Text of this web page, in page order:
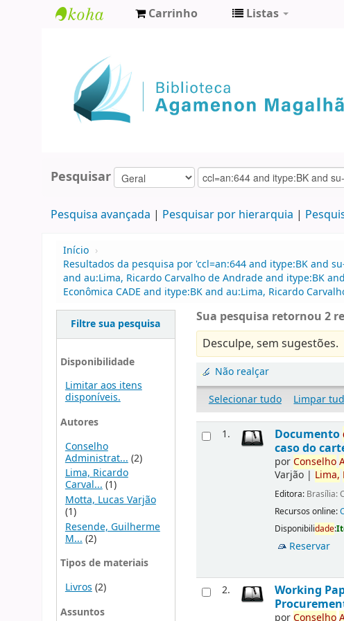
Agamenon
Magalhães
Carrinho Listas
Pesquisar
Pesquisa avançada Pesquisar por hierarquia
Início ›
Resultados da pesquisa por 'ccl=an:644 and itype:BK and
and au:Lima, Ricardo Carvalho de Andrade and itype:BK
Econômica CADE and itype:BK and au:Lima, Ricardo
Filtre sua pesquisa
Disponibilidade
Limitar aos itens
disponíveis.
Autores
Conselho
Administrat... (2)
Lima, Ricardo
Carval...(1)
Motta, Lucas Varjão
(1)
Resende, Guilherme
M... (2)
Tipos de materiais
Livros (2)
Assuntos
Sua pesquisa retornou 2
Desculpe, sem sugestões.
Não realçar
Selecionar tudo
Limpar
1. Documento
caso do
porConselho
Varjão | Lima,
Editora: Brasília:
Recursos online:
Disponibilidade:
Reservar
2. Working